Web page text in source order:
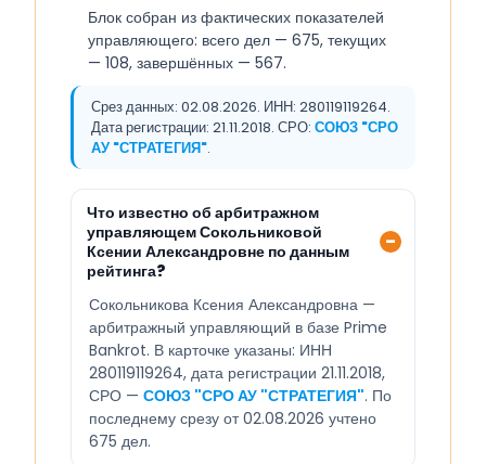
Блок собран из фактических показателей
управляющего: всего дел — 675, текущих
— 108, завершённых — 567.
Срез данных: 02.08.2026. ИНН: 280119119264.
Дата регистрации: 21.11.2018. СРО: СОЮЗ "СРО
АУ "СТРАТЕГИЯ".
Что известно об арбитражном
управляющем Сокольниковой
Ксении Александровне по данным
рейтинга?
Сокольникова Ксения Александровна —
арбитражный управляющий в базе Prime
Bankrot. В карточке указаны: ИНН
280119119264, дата регистрации 21.11.2018,
СРО — СОЮЗ "СРО АУ "СТРАТЕГИЯ". По
последнему срезу от 02.08.2026 учтено
675 дел.